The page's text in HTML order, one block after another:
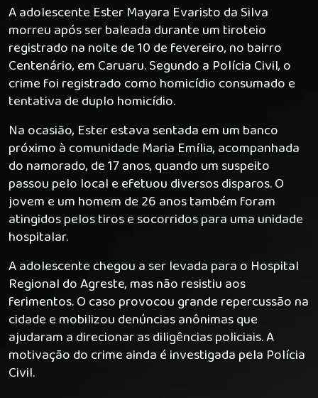
A adolescente Ester Mayara Evaristo da Silva
morreu após ser baleada durante um tiroteio
registrado na noite de 10 de fevereiro, no bairro
Centenário, em Caruaru. Segundo a Polícia Civil, o
crime foi registrado como homicídio consumado e
tentativa de duplo homicídio.
Na ocasião, Ester estava sentada em um banco
próximo à comunidade Maria Emília, acompanhada
do namorado, de 17 anos, quando um suspeito
passou pelo local e efetuou diversos disparos. O
jovem e um homem de 26 anos também foram
atingidos pelos tiros e socorridos para uma unidade
hospitalar.
A adolescente chegou a ser levada para o Hospital
Regional do Agreste, mas não resistiu aos
ferimentos. O caso provocou grande repercussão na
cidade e mobilizou denúncias anônimas que
ajudaram a direcionar as diligências policiais. A
motivação do crime ainda é investigada pela Polícia
Civil.